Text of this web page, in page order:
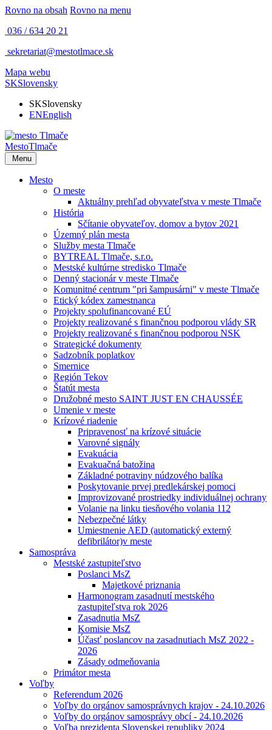
Rovno na obsah Rovno na menu
036 / 634 20 21
sekretariat@mestotlmace.sk
Mapa webu
SKSlovensky
SKSlovensky
ENEnglish
MestoTlmače
Menu
Mesto
O meste
Aktuálny prehľad obyvateľstva v meste Tlmače
História
Sčítanie obyvateľov, domov a bytov 2021
Územný plán mesta
Služby mesta Tlmače
BYTREAL Tlmače, s.r.o.
Mestské kultúrne stredisko Tlmače
Denný stacionár v meste Tlmače
Komunitné centrum "pri šampusárni" v meste Tlmače
Etický kódex zamestnanca
Projekty spolufinancované EÚ
Projekty realizované s finančnou podporou vlády SR
Projekty realizované s finančnou podporou NSK
Strategické dokumenty
Sadzobník poplatkov
Smernice
Región Tekov
Štatút mesta
Družobné mesto SAINT JUST EN CHAUSSÉE
Umenie v meste
Krízové riadenie
Pripravenosť na krízové situácie
Varovné signály
Evakuácia
Evakuačná batožina
Základné potraviny núdzového balíka
Poskytovanie prvej predlekárskej pomoci
Improvizované prostriedky individuálnej ochrany
Volanie na linku tiesňového volania 112
Nebezpečné látky
Umiestnenie AED (automatický externý
defibrilátor)v meste
Samospráva
Mestské zastupiteľstvo
Poslanci MsZ
Majetkové priznania
Harmonogram zasadnutí mestského
zastupiteľstva rok 2026
Zasadnutia MsZ
Komisie MsZ
Účasť poslancov na zasadnutiach MsZ 2022 -
2026
Zásady odmeňovania
Primátor mesta
Voľby
Referendum 2026
Voľby do orgánov samosprávnych krajov - 24.10.2026
Voľby do orgánov samosprávy obcí - 24.10.2026
Voľba prezidenta Slovenskej republiky 2024